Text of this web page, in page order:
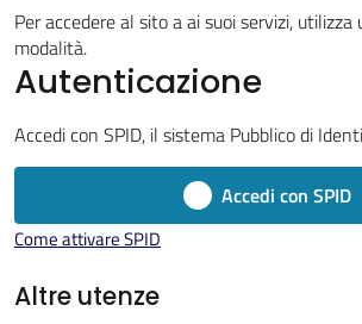
Servizi
Vivere
Imola
Per accedere al sito a ai suoi servizi,
modalità.
Autenticazione
Accedi con SPID, il sistema Pubblico di
Accedi con SPID
Come attivare SPID
Altre utenze